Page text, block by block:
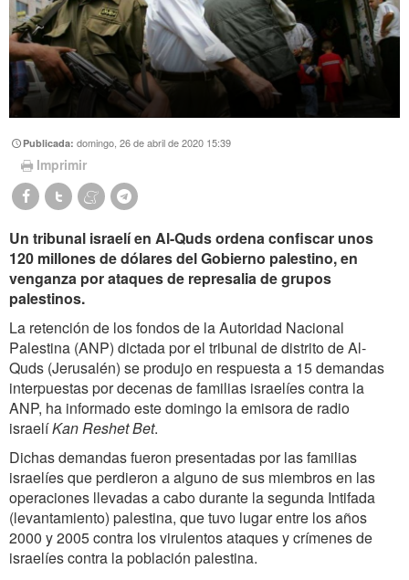
Publicada:domingo, 26 de abril de 2020 15:39
Imprimir
Un tribunal israelí en Al-Quds ordena confiscar unos
120 millones de dólares del Gobierno palestino, en
venganza por ataques de represalia de grupos
palestinos.
La retención de los fondos de la Autoridad Nacional
Palestina (ANP) dictada por el tribunal de distrito de Al-
Quds (Jerusalén) se produjo en respuesta a 15 demandas
interpuestas por decenas de familias israelíes contra la
ANP, ha informado este domingo la emisora de radio
israelíKanReshet Bet.
Dichas demandas fueron presentadas por las familias
israelíes que perdieron a alguno de sus miembros en las
operaciones llevadas a cabo durante la segunda Intifada
(levantamiento) palestina, que tuvo lugar entre los años
2000 y 2005 contra los virulentos ataques y crímenes de
israelíes contra la población palestina.